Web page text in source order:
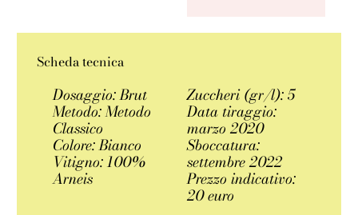
Scheda tecnica
Dosaggio: Brut
Metodo: Metodo
Classico
Colore: Bianco
Vitigno: 100%
Arneis
Zuccheri (gr/l): 5
Data tiraggio:
marzo 2020
Sboccatura:
settembre 2022
Prezzo indicativo:
20 euro